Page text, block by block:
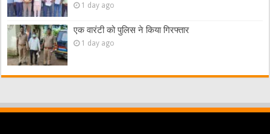
1 day ago
एक वारंटी को पुलिस ने किया गिरफ्तार
1 day ago